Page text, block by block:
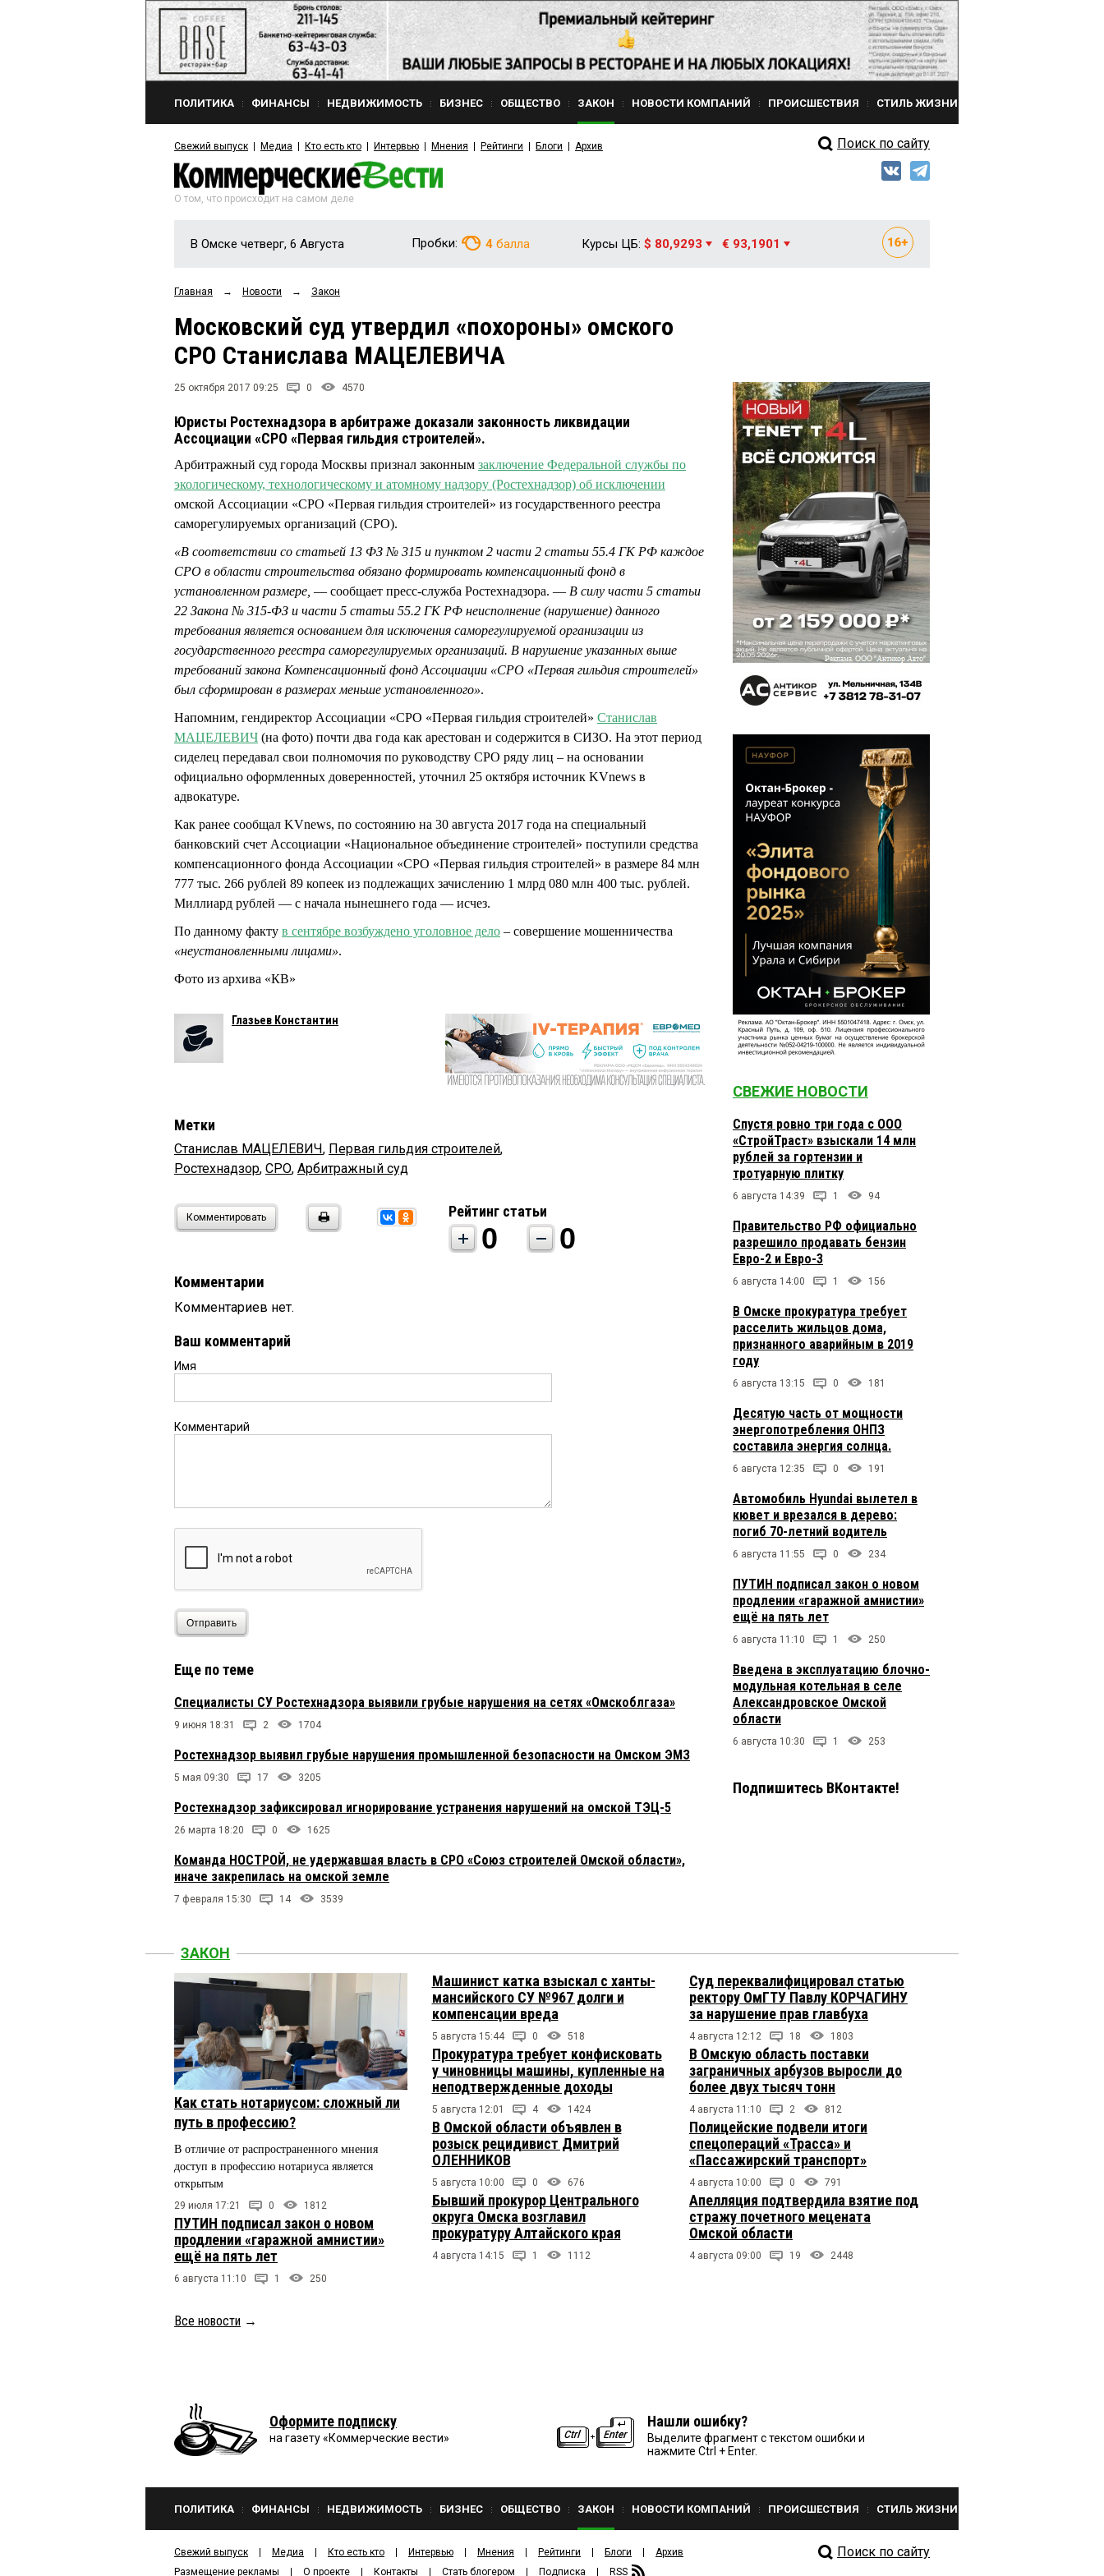
ПОЛИТИКА ФИНАНСЫ НЕДВИЖИМОСТЬ БИЗНЕС ОБЩЕСТВО ЗАКОН НОВОСТИ КОМПАНИЙ ПРОИСШЕСТВИЯ СТИЛЬ ЖИЗНИ
Свежий выпуск Медиа Кто есть кто Интервью Мнения Рейтинги Блоги Архив Поиск по сайту
О том, что происходит на самом деле
В Омске четверг, 6 Августа Пробки: 4 балла Курсы ЦБ: $ 80,9293 € 93,1901
Главная → Новости → Закон
Московский суд утвердил «похороны» омского
СРО Станислава МАЦЕЛЕВИЧА
25 октября 2017 09:25 0 4570
Юристы Ростехнадзора в арбитраже доказали законность ликвидации
Ассоциации «СРО «Первая гильдия строителей».
Арбитражный суд города Москвы признал законным заключение Федеральной службы по
экологическому, технологическому и атомному надзору (Ростехнадзор) об исключении
омской Ассоциации «СРО «Первая гильдия строителей» из государственного реестра
саморегулируемых организаций (СРО).
«В соответствии со статьей 13 ФЗ № 315 и пунктом 2 части 2 статьи 55.4 ГК РФ каждое
СРО в области строительства обязано формировать компенсационный фонд в
установленном размере, — сообщает пресс-служба Ростехнадзора. — В силу части 5 статьи
22 Закона № 315-ФЗ и части 5 статьи 55.2 ГК РФ неисполнение (нарушение) данного
требования является основанием для исключения саморегулируемой организации из
государственного реестра саморегулируемых организаций. В нарушение указанных выше
требований закона Компенсационный фонд Ассоциации «СРО «Первая гильдия строителей»
был сформирован в размерах меньше установленного».
Напомним, гендиректор Ассоциации «СРО «Первая гильдия строителей» Станислав
МАЦЕЛЕВИЧ (на фото) почти два года как арестован и содержится в СИЗО. На этот период
сиделец передавал свои полномочия по руководству СРО ряду лиц – на основании
официально оформленных доверенностей, уточнил 25 октября источник KVnews в
адвокатуре.
Как ранее сообщал KVnews, по состоянию на 30 августа 2017 года на специальный
банковский счет Ассоциации «Национальное объединение строителей» поступили средства
компенсационного фонда Ассоциации «СРО «Первая гильдия строителей» в размере 84 млн
777 тыс. 266 рублей 89 копеек из подлежащих зачислению 1 млрд 080 млн 400 тыс. рублей.
Миллиард рублей — с начала нынешнего года — исчез.
По данному факту в сентябре возбуждено уголовное дело – совершение мошенничества
«неустановленными лицами».
Фото из архива «КВ»
Глазьев Константин
Метки
Станислав МАЦЕЛЕВИЧ, Первая гильдия строителей,
Ростехнадзор, СРО, Арбитражный суд
Комментировать Рейтинг статьи
0 0
Комментарии
Комментариев нет.
Ваш комментарий
Имя
Комментарий
Отправить
Еще по теме
Специалисты СУ Ростехнадзора выявили грубые нарушения на сетях «Омскоблгаза»
9 июня 18:31 2 1704
Ростехнадзор выявил грубые нарушения промышленной безопасности на Омском ЭМЗ
5 мая 09:30 17 3205
Ростехнадзор зафиксировал игнорирование устранения нарушений на омской ТЭЦ-5
26 марта 18:20 0 1625
Команда НОСТРОЙ, не удержавшая власть в СРО «Союз строителей Омской области»,
иначе закрепилась на омской земле
7 февраля 15:30 14 3539
СВЕЖИЕ НОВОСТИ
Спустя ровно три года с ООО
«СтройТраст» взыскали 14 млн
рублей за гортензии и
тротуарную плитку
6 августа 14:39 1 94
Правительство РФ официально
разрешило продавать бензин
Евро-2 и Евро-3
6 августа 14:00 1 156
В Омске прокуратура требует
расселить жильцов дома,
признанного аварийным в 2019
году
6 августа 13:15 0 181
Десятую часть от мощности
энергопотребления ОНПЗ
составила энергия солнца.
6 августа 12:35 0 191
Автомобиль Hyundai вылетел в
кювет и врезался в дерево:
погиб 70-летний водитель
6 августа 11:55 0 234
ПУТИН подписал закон о новом
продлении «гаражной амнистии»
ещё на пять лет
6 августа 11:10 1 250
Введена в эксплуатацию блочно-
модульная котельная в селе
Александровское Омской
области
6 августа 10:30 1 253
Подпишитесь ВКонтакте!
ЗАКОН
Как стать нотариусом: сложный ли
путь в профессию?
В отличие от распространенного мнения
доступ в профессию нотариуса является
открытым
29 июля 17:21 0 1812
ПУТИН подписал закон о новом
продлении «гаражной амнистии»
ещё на пять лет
6 августа 11:10 1 250
Машинист катка взыскал с ханты-
мансийского СУ №967 долги и
компенсации вреда
5 августа 15:44 0 518
Прокуратура требует конфисковать
у чиновницы машины, купленные на
неподтвержденные доходы
5 августа 12:01 4 1424
В Омской области объявлен в
розыск рецидивист Дмитрий
ОЛЕННИКОВ
5 августа 10:00 0 676
Бывший прокурор Центрального
округа Омска возглавил
прокуратуру Алтайского края
4 августа 14:15 1 1112
Суд переквалифицировал статью
ректору ОмГТУ Павлу КОРЧАГИНУ
за нарушение прав главбуха
4 августа 12:12 18 1803
В Омскую область поставки
заграничных арбузов выросли до
более двух тысяч тонн
4 августа 11:10 2 812
Полицейские подвели итоги
спецопераций «Трасса» и
«Пассажирский транспорт»
4 августа 10:00 0 791
Апелляция подтвердила взятие под
стражу почетного мецената
Омской области
4 августа 09:00 19 2448
Все новости →
Оформите подписку
на газету «Коммерческие вести»
Нашли ошибку?
Выделите фрагмент с текстом ошибки и
нажмите Ctrl + Enter.
ПОЛИТИКА ФИНАНСЫ НЕДВИЖИМОСТЬ БИЗНЕС ОБЩЕСТВО ЗАКОН НОВОСТИ КОМПАНИЙ ПРОИСШЕСТВИЯ СТИЛЬ ЖИЗНИ
Свежий выпуск Медиа Кто есть кто Интервью Мнения Рейтинги Блоги
Архив
Размещение рекламы
О проекте Контакты Стать блогером Подписка RSS
Поиск по сайту